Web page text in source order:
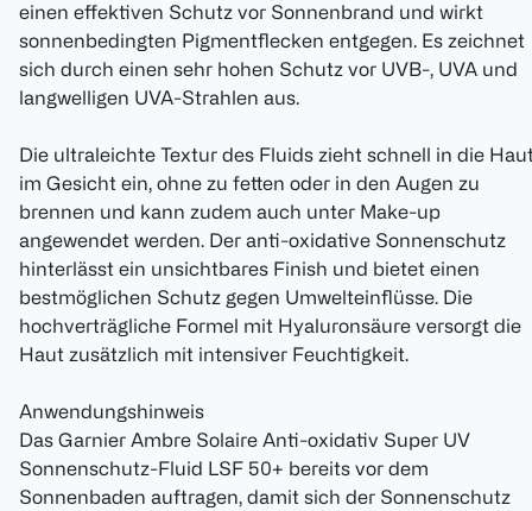
einen effektiven Schutz vor Sonnenbrand und wirkt
sonnenbedingten Pigmentflecken entgegen. Es zeichnet
sich durch einen sehr hohen Schutz vor UVB-, UVA und
langwelligen UVA-Strahlen aus.
Die ultraleichte Textur des Fluids zieht schnell in die
im Gesicht ein, ohne zu fetten oder in den Augen zu
brennen und kann zudem auch unter Make-up
angewendet werden. Der anti-oxidative Sonnenschutz
hinterlässt ein unsichtbares Finish und bietet einen
bestmöglichen Schutz gegen Umwelteinflüsse. Die
hochverträgliche Formel mit Hyaluronsäure versorgt die
Haut zusätzlich mit intensiver Feuchtigkeit.
Anwendungshinweis
Das Garnier Ambre Solaire Anti-oxidativ Super UV
Sonnenschutz-Fluid LSF 50+ bereits vor dem
Sonnenbaden auftragen, damit sich der Sonnenschutz